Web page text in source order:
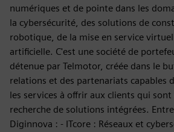
numériques et de pointe dans les
la cybersécurité, des solutions de
robotique, de la mise en service
artificielle. C'est une société de
détenue par Telmotor, créée dans le
relations et des partenariats capables
les services à offrir aux clients qui sont
recherche de solutions intégrées.
Diginnova : - ITcore : Réseaux et